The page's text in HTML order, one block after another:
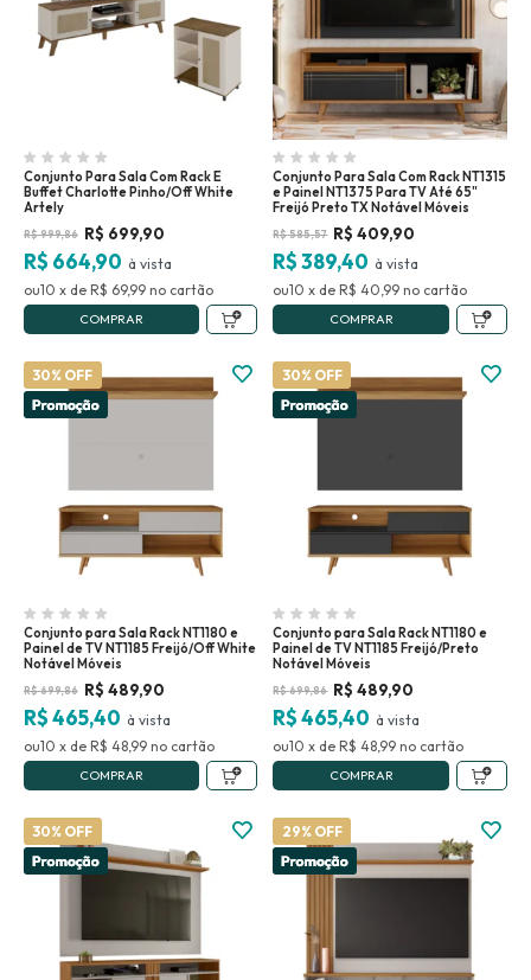
Conjunto Para Sala Com Rack E
Buffet Charlotte Pinho/Off White
Artely
R$999,86 R$ 699,90
R$ 664,90
10 x de R$ 69,99 no
COMPRAR
Conjunto Para Sala Com Rack NT1315
e Painel NT1375 Para TV Até 65"
Freijó Preto TX Notável Móveis
R$585,57 R$ 409,90
R$ 389,40
10 x de R$ 40,99 no
COMPRAR
30% OFF
Conjunto para Sala Rack NT1180 e
Painel de TV NT1185 Freijó/Off White
Notável Móveis
R$699,86 R$ 489,90
R$ 465,40
10 x de R$ 48,99 no
COMPRAR
30% OFF
Conjunto para Sala Rack NT1180 e
Painel de TV NT1185 Freijó/Preto
Notável Móveis
R$699,86 R$ 489,90
R$ 465,40
10 x de R$ 48,99 no
COMPRAR
30% OFF 29% OFF